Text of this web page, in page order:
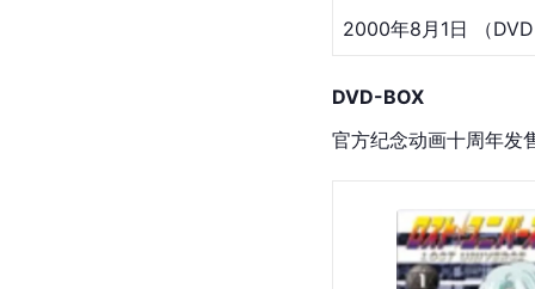
2000年8月1日 （
DVD-BOX
官方纪念动画十周年发